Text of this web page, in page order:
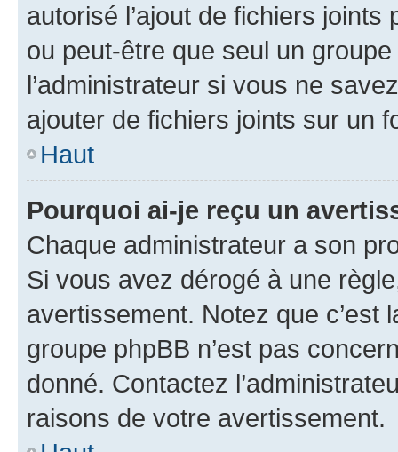
autorisé l’ajout de fichiers
ou peut-être que seul un
l’administrateur si vous ne
ajouter de fichiers joints sur un
Haut
Pourquoi ai-je reçu un
Chaque administrateur a son
Si vous avez dérogé à une
avertissement. Notez que c’est
groupe phpBB n’est pas
donné. Contactez
raisons de votre avertissement.